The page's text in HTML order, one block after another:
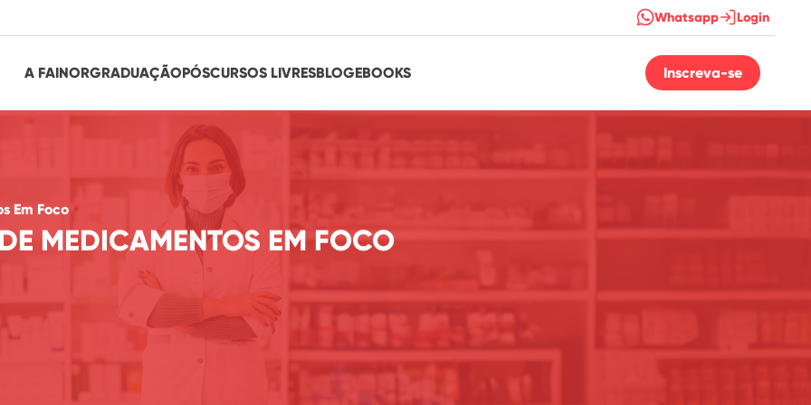
Whatsapp Login
A FAINORGRADUAÇÃOPÓSCURSOS LIVRESBLOGEBOOKS Inscreva-se
Em Foco
MEDICAMENTOS EM FOCO